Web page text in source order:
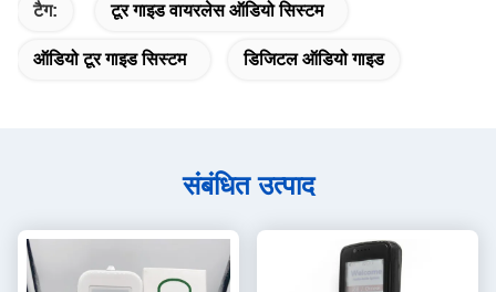
टैग: टूर गाइड वायरलेस ऑडियो सिस्टम
ऑडियो टूर गाइड सिस्टम डिजिटल ऑडियो गाइड
संबंधित उत्पाद